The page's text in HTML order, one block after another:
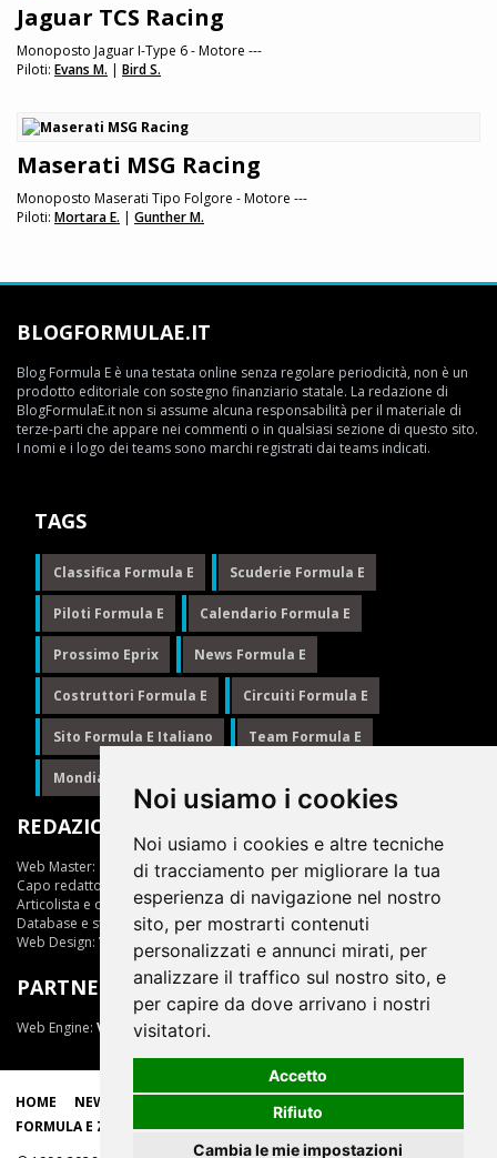
Noi usiamo i cookies
Noi usiamo i cookies e altre tecniche
di tracciamento per migliorare la tua
esperienza di navigazione nel nostro
sito, per mostrarti contenuti
personalizzati e annunci mirati, per
analizzare il traffico sul nostro sito, e
per capire da dove arrivano i nostri
visitatori.
Accetto
Rifiuto
Cambia le mie impostazioni
Jaguar TCS Racing
Monoposto Jaguar I-Type 6 - Motore ---
Piloti: Evans M. | Bird S.
Maserati MSG Racing
Monoposto Maserati Tipo Folgore - Motore ---
Piloti: Mortara E. | Gunther M.
BLOGFORMULAE.IT
Blog Formula E è una testata online senza regolare periodicità, non è un
prodotto editoriale con sostegno finanziario statale. La redazione di
BlogFormulaE.it non si assume alcuna responsabilità per il materiale di
terze-parti che appare nei commenti o in qualsiasi sezione di questo sito.
I nomi e i logo dei teams sono marchi registrati dai teams indicati.
TAGS
Classifica Formula E Scuderie Formula E
Piloti Formula E Calendario Formula E
Prossimo Eprix News Formula E
Costruttori Formula E Circuiti Formula E
Sito Formula E Italiano Team Formula E
Mondiale Formula E
REDAZIONE
Web Master:
Ing.Daniele Muscarella
Capo redattore:
Articolista e opinionista:Giuseppe Cianci
Database e statistiche:Marcella Toschi
Web Design: Vittorio Arena
PARTNER
Web Engine: ViDa 3.0
HOME NEWS CLASSIFICHE
FORMULA E ZONE